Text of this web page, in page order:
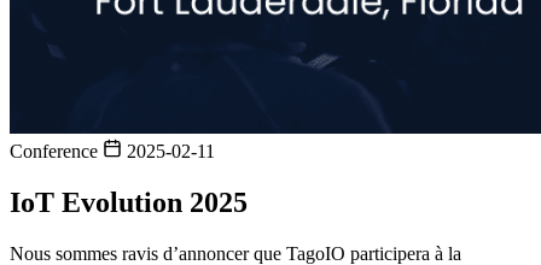
Conference 2025-02-11
IoT Evolution 2025
Nous sommes ravis d’annoncer que TagoIO participera à la